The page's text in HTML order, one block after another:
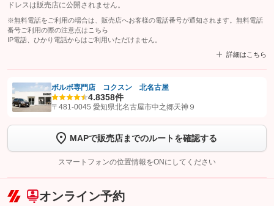
ドレスは販売店に公開されません。
※無料電話をご利用の場合は、販売店へお客様の電話番号が通知されます。無料電話
番号ご利用の際の注意点は こちら
IP電話、ひかり電話からはご利用いただけません。
詳細はこちら
【STEP1】認証画面でグーネットを友だち追加してから「許可する」ボタンを押
トーク画面で
ボタンをタップして問い合わせを
完了してください。
こちら
ボルボ専門店 コクスン 北名古屋
4.8358件
〒481-0045 愛知県北名古屋市中之郷天神９
MAPで販売店までのルートを確認する
スマートフォンの位置情報をONにしてください
オンライン予約